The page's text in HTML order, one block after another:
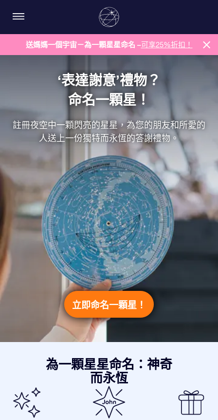
送媽媽一個宇宙－為一顆星星命名 –可享25%折扣！
‘表達謝意’禮物？
命名一顆星！
註冊夜空中一顆閃亮的星星，為您的朋友和所愛的
人送上一份獨特而永恆的答謝禮物。
立即命名一顆星！
為一顆星星命名：神奇
而永恆